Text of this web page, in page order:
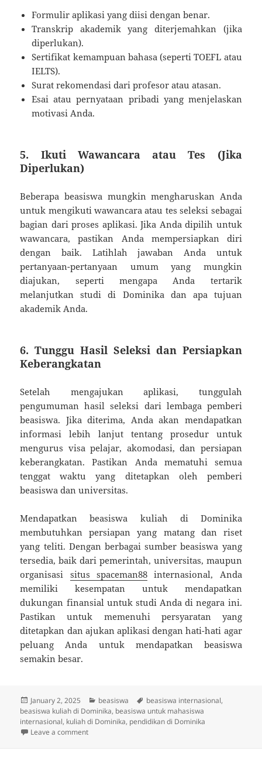
Formulir aplikasi yang diisi dengan benar.
Transkrip akademik yang diterjemahkan (jika
diperlukan).
Sertifikat kemampuan bahasa (seperti TOEFL atau
IELTS).
Surat rekomendasi dari profesor atau atasan.
Esai atau pernyataan pribadi yang menjelaskan
motivasi Anda.
5. Ikuti Wawancara atau Tes (Jika
Diperlukan)
Beberapa beasiswa mungkin mengharuskan Anda
untuk mengikuti wawancara atau tes seleksi sebagai
bagian dari proses aplikasi. Jika Anda dipilih untuk
wawancara, pastikan Anda mempersiapkan diri
dengan baik. Latihlah jawaban Anda untuk
pertanyaan-pertanyaan umum yang mungkin
diajukan, seperti mengapa Anda tertarik
melanjutkan studi di Dominika dan apa tujuan
akademik Anda.
6. Tunggu Hasil Seleksi dan Persiapkan
Keberangkatan
Setelah mengajukan aplikasi, tunggulah
pengumuman hasil seleksi dari lembaga pemberi
beasiswa. Jika diterima, Anda akan mendapatkan
informasi lebih lanjut tentang prosedur untuk
mengurus visa pelajar, akomodasi, dan persiapan
keberangkatan. Pastikan Anda mematuhi semua
tenggat waktu yang ditetapkan oleh pemberi
beasiswa dan universitas.
Mendapatkan beasiswa kuliah di Dominika
membutuhkan persiapan yang matang dan riset
yang teliti. Dengan berbagai sumber beasiswa yang
tersedia, baik dari pemerintah, universitas, maupun
organisasi situs spaceman88 internasional, Anda
memiliki kesempatan untuk mendapatkan
dukungan finansial untuk studi Anda di negara ini.
Pastikan untuk memenuhi persyaratan yang
ditetapkan dan ajukan aplikasi dengan hati-hati agar
peluang Anda untuk mendapatkan beasiswa
semakin besar.
Posted
on
January 2, 2025 Categories
beasiswa Tags
beasiswa internasional,
beasiswa kuliah di Dominika, beasiswa untuk mahasiswa
internasional, kuliah di Dominika, pendidikan di Dominika
Leave a commenton Cara Mendapatkan Beasiswa Kuliah di Dominika